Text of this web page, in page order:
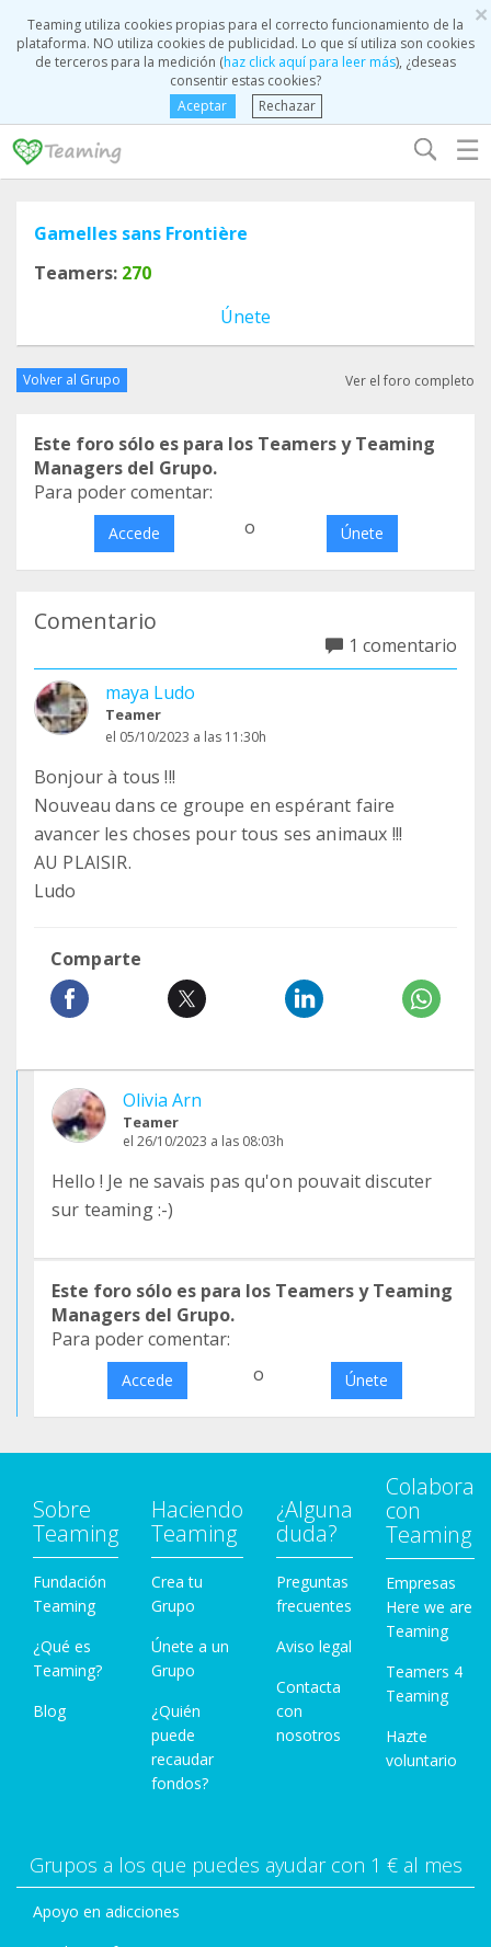
×
Teaming utiliza cookies propias para el correcto funcionamiento de la
plataforma. NO utiliza cookies de publicidad. Lo que sí utiliza son cookies
de terceros para la medición (haz click aquí para leer más), ¿deseas
consentir estas cookies?
Aceptar
Rechazar
☰
Gamelles sans Frontière
Teamers: 270
Únete
Volver al Grupo Ver el foro completo
Este foro sólo es para los Teamers y Teaming
Managers del Grupo.
Para poder comentar:
Accede o Únete
Comentario
1 comentario
maya Ludo
Teamer
el 05/10/2023 a las 11:30h
Bonjour à tous !!!
Nouveau dans ce groupe en espérant faire
avancer les choses pour tous ses animaux !!!
AU PLAISIR.
Ludo
Comparte
Olivia Arn
Teamer
el 26/10/2023 a las 08:03h
Hello ! Je ne savais pas qu'on pouvait discuter
sur teaming :-)
Este foro sólo es para los Teamers y Teaming
Managers del Grupo.
Para poder comentar:
Accede o Únete
Sobre
Teaming
Fundación
Teaming
¿Qué es
Teaming?
Blog
Haciendo
Teaming
Crea tu
Grupo
Únete a un
Grupo
¿Quién
puede
recaudar
fondos?
¿Alguna
duda?
Preguntas
frecuentes
Aviso legal
Contacta
con
nosotros
Colabora
con
Teaming
Empresas
Here we are
Teaming
Teamers 4
Teaming
Hazte
voluntario
Grupos a los que puedes ayudar con 1 € al mes
Apoyo en adicciones